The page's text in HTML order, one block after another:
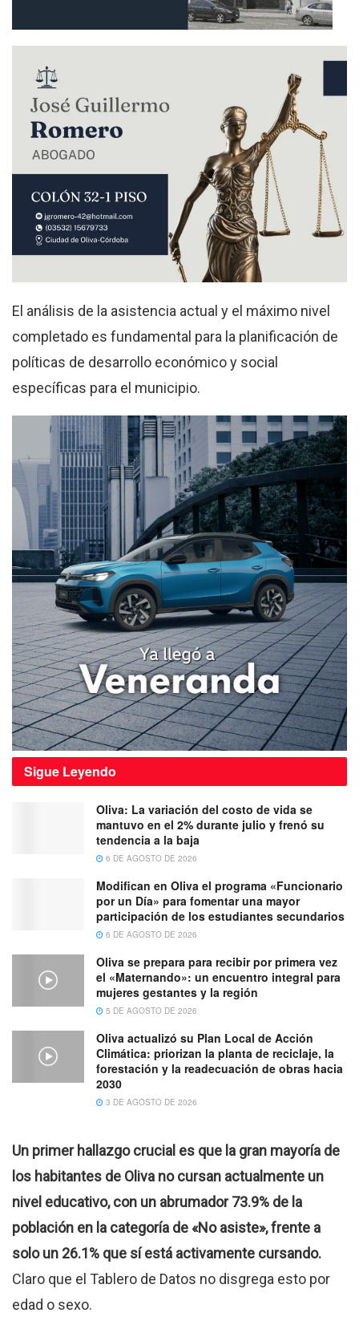
El análisis de la asistencia actual y el máximo nivel
completado es fundamental para la planificación de
políticas de desarrollo económico y social
específicas para el municipio.
Sigue Leyendo
Oliva: La variación del costo de vida se
mantuvo en el 2% durante julio y frenó su
tendencia a la baja
6 DE AGOSTO DE 2026
Modifican en Oliva el programa «Funcionario
por un Día» para fomentar una mayor
participación de los estudiantes secundarios
6 DE AGOSTO DE 2026
Oliva se prepara para recibir por primera vez
el «Maternando»: un encuentro integral para
mujeres gestantes y la región
5 DE AGOSTO DE 2026
Oliva actualizó su Plan Local de Acción
Climática: priorizan la planta de reciclaje, la
forestación y la readecuación de obras hacia
2030
3 DE AGOSTO DE 2026
Un primer hallazgo crucial es que la gran mayoría de
los habitantes de Oliva no cursan actualmente un
nivel educativo, con un abrumador 73.9% de la
población en la categoría de «No asiste», frente a
solo un 26.1% que sí está activamente cursando.
Claro que el Tablero de Datos no disgrega esto por
edad o sexo.